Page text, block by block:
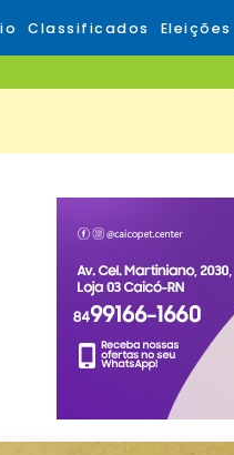
Classificados Eleições